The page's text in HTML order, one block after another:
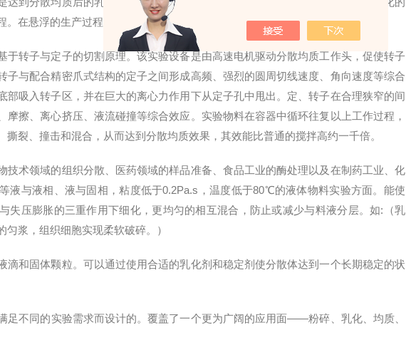
。在悬浮的生产过程中，固体颗粒必须均匀分布在液体内。
转子与定子的切割原理。该实验设备是由高速电机驱动分散均质工作头，促使转子
子与配合精密爪式结构的定子之间形成高频、强烈的圆周切线速度、角向速度等综合
部吸入转子区，并在巨大的离心力作用下从定子孔中甩出。定、转子在合理狭窄的间
摩擦、离心挤压、液流碰撞等综合效应。实验物料在容器中循环往复以上工作过程，
撕裂、撞击和混合，从而达到分散均质效果，其效能比普通的搅拌高约一千倍。
术领域的组织分散、医药领域的样品准备、食品工业的酶处理以及在制药工业、化
液与液相、液与固相，粘度低于0.2Pa.s，温度低于80℃的液体物料实验方面。能使
失压膨胀的三重作用下细化，更均匀的相互混合，防止或减少与料液分层。如:（乳
浆，组织细胞实现柔软破碎。）
和固体颗粒。可以通过使用合适的乳化剂和稳定剂使分散体达到一个长期稳定的状
不同的实验需求而设计的。覆盖了一个更为广阔的应用面——粉碎、乳化、均质、